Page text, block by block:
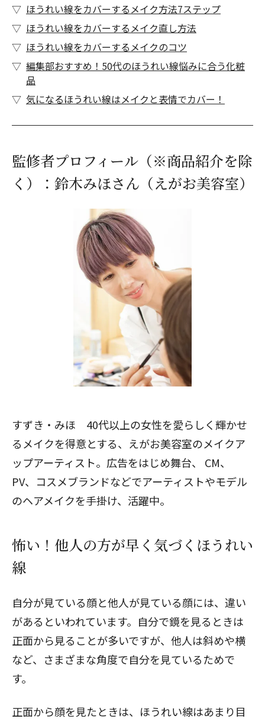
ほうれい線をカバーするメイク方法7ステップ
ほうれい線をカバーするメイク直し方法
ほうれい線をカバーするメイクのコツ
編集部おすすめ！50代のほうれい線悩みに合う化粧
品
気になるほうれい線はメイクと表情でカバー！
監修者プロフィール（※商品紹介を除
く）：鈴木みほさん（えがお美容室）
すずき・みほ 40代以上の女性を愛らしく輝かせ
るメイクを得意とする、
えがお美容室のメイクア
ップアーティスト。広告をはじめ舞台、 CM、
PV、コスメブランドなどでアーティストやモデル
のヘアメイクを手掛け、活躍中。
怖い！他人の方が早く気づくほうれい
線
自分が見ている顔と他人が見ている顔には、違い
があるといわれています。自分で鏡を見るときは
正面から見ることが多いですが、他人は斜めや横
など、さまざまな角度で自分を見ているためで
す。
正面から顔を見たときは、ほうれい線はあまり目